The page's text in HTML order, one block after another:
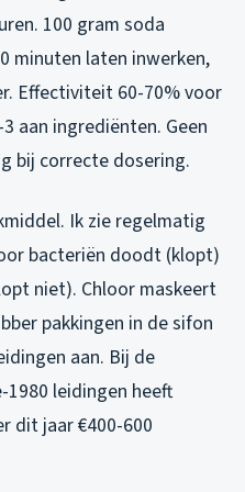
100 gram soda
minuten laten inwerken,
Effectiviteit 60-70% voor
aan ingrediënten. Geen
bij correcte dosering.
Ik zie regelmatig
bacteriën doodt (klopt)
niet). Chloor maskeert
pakkingen in de sifon
aan. Bij de
1980 leidingen heeft
dit jaar €400-600